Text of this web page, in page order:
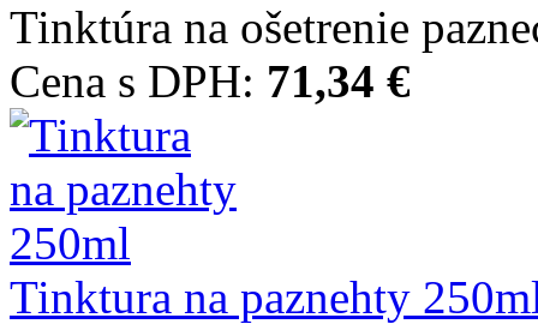
Tinktúra na ošetrenie
Cena s DPH: 71,34 €
Tinktura na paznehty